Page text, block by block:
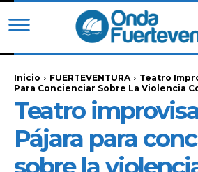
Inicio FUERTEVENTURA
Teatro
Para Concienciar Sobre La Violencia
Teatro
Pájara para